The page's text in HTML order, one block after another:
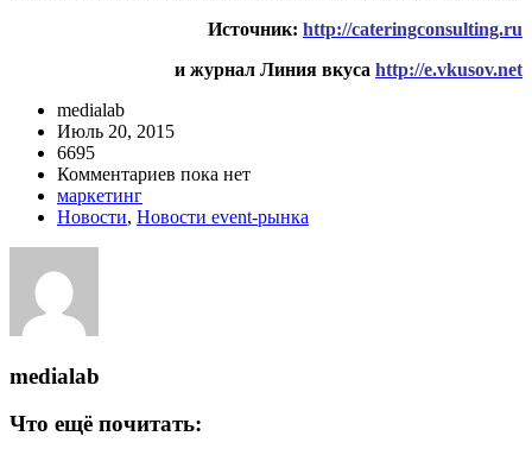
Источник: http://cateringconsulting.ru
и журнал Линия вкуса http://e.vkusov.net
medialab
Июль 20, 2015
6695
Комментариев пока нет
маркетинг
Новости, Новости event-рынка
medialab
Что ещё почитать: